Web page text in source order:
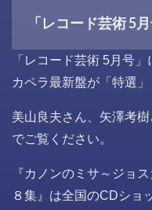
プロフィール
english profile
「レコード芸術 5
「レコード芸術 5月号
カペラ最新盤が「特選」
美山良夫さん、矢澤考
でご覧ください。
『カノンのミサ～ジョ
８集』は全国のCDショ